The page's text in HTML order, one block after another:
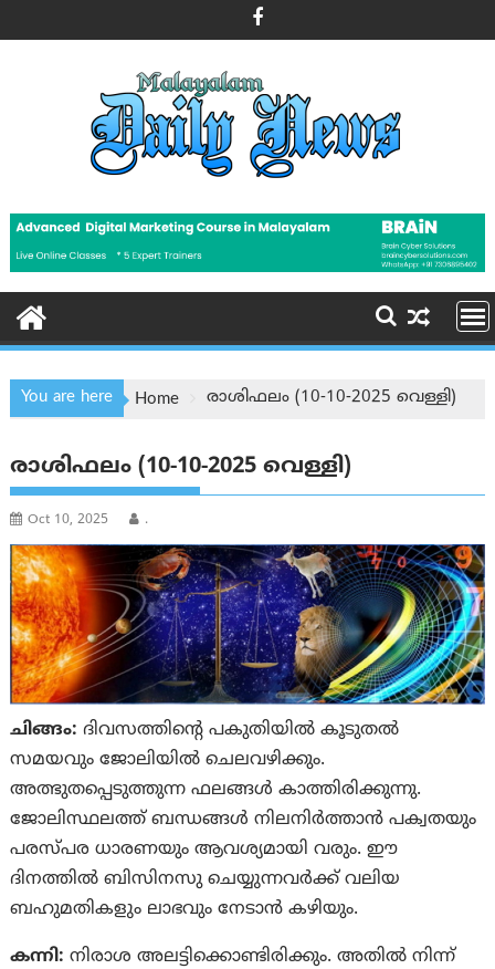
to
You are here Home രാശിഫലം (10-10-2025 വെള്ളി)
രാശിഫലം (10-10-2025 വെള്ളി)
Oct 10, 2025 .
ചിങ്ങം: ദിവസത്തിൻ്റെ പകുതിയിൽ കൂടുതൽ
സമയവും ജോലിയിൽ ചെലവഴിക്കും.
അത്ഭുതപ്പെടുത്തുന്ന ഫലങ്ങൾ കാത്തിരിക്കുന്നു.
ജോലിസ്ഥലത്ത്‌ ബന്ധങ്ങൾ നിലനിർത്താൻ പക്വതയും
പരസ്‌പര ധാരണയും ആവശ്യമായി വരും. ഈ
ദിനത്തിൽ ബിസിനസു ചെയ്യുന്നവർക്ക് വലിയ
ബഹുമതികളും ലാഭവും നേടാൻ കഴിയും.
കന്നി:നിരാശ അലട്ടിക്കൊണ്ടിരിക്കും. അതിൽ നിന്ന്